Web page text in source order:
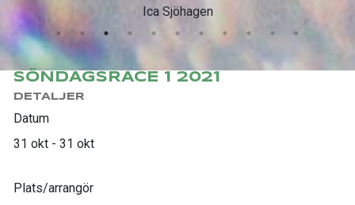
Ica Sjöhagen
SÖNDAGSRACE 1 2021
DETALJER
Datum
31 okt - 31 okt
Plats/arrangör